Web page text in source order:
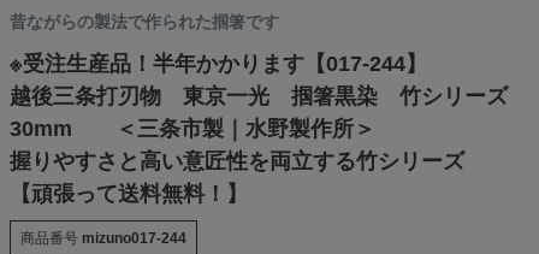
昔ながらの製法で作られた掴箸です
※受注生産品！半年かかります【017-244】
越後三条打刃物 東京一光 掴箸黒染 竹シリーズ
30mm ＜三条市製｜水野製作所＞
握りやすさと高い意匠性を両立する竹シリーズ
【頑張って送料無料！】
商品番号 mizuno017-244